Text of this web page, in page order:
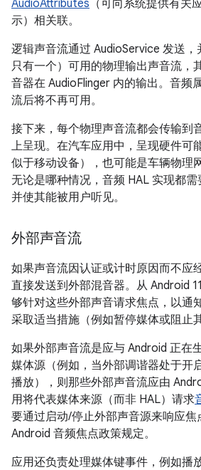
AudioAttributes （可向系统提供有关
示）相关联。
逻辑声音流通过 AudioService 发送，
只有一个）可用的物理输出声音流，
音器在 AudioFlinger 内的输出。音频
流后将不再可用。
接下来，每个物理声音流都会传输到
上呈现。在汽车应用中，呈现硬件可
似于移动设备），也可能是车辆物理
无论是哪种情况，音频 HAL 实现都
并使其能被用户听见。
外部声音流
如果声音流因认证或计时原因而不应
直接发送到外部混音器。从 Android
够针对这些外部声音请求焦点，以通
采取适当措施（例如暂停媒体或阻止
如果外部声音流是应与 Android 正在
媒体源（例如，当外部调谐器处于开
播放），则那些外部声音流应由
用将代表媒体来源（而非 HAL）请求
要通过启动/停止外部声音源来响应焦
Android 音频焦点政策规定。
应用还负责处理媒体键事件，例如播